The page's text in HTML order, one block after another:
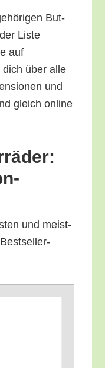
But­
Lis­te
auf
über alle
und
gleich online
und meist­